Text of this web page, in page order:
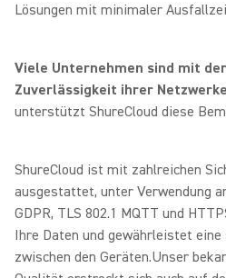
Lösungen mit minimaler
Viele Unternehmen sind mit
Zuverlässigkeit ihrer
unterstützt ShureCloud diese
ShureCloud ist mit zahlreichen
ausgestattet, unter Verwendung
GDPR, TLS 802.1 MQTT und
Ihre Daten und gewährleistet
zwischen den Geräten.Unser